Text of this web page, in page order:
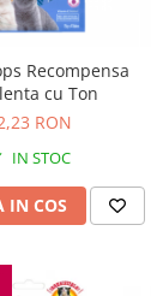
Recompensa
cu Ton
RON
IN STOC
IN COS